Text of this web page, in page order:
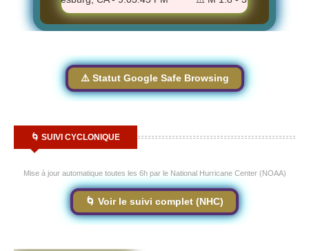
⚠️ Statut Google Safe Browsing
🌀 SUIVI CYCLONIQUE
Mise à jour automatique toutes les 6h par le National Hurricane Center (NOAA)
🌀 Voir le suivi complet (NHC)